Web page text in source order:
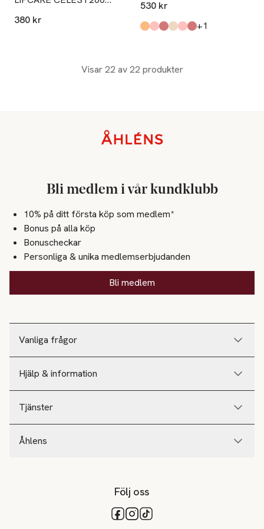
REFILL
380 kr
530 kr
Produkten finns i färgerna:
Thar Desert,
Space In Between
Martian Dust,
Utopie,
Fire Grace,
Reunion, +1
Visar 22 av 22 produkter
Vanliga frågor
Hjälp & information
Tjänster
Åhlens
Bli medlem i vår kundklubb
10% på ditt första köp som medlem*
Bonus på alla köp
Bonuscheckar
Personliga & unika medlemserbjudanden
Bli medlem
Följ oss